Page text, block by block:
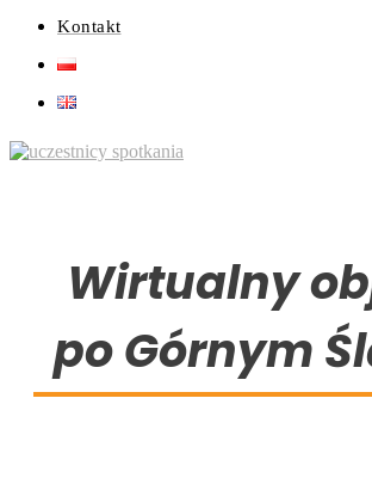
Kontakt
Wirtualny
po Górnym